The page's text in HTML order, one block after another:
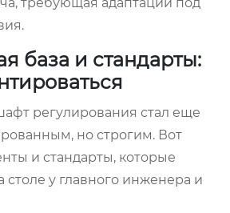
база и стандарты:
регулирования стал еще
но строгим. Вот
и стандарты, которые
у главного инженера и